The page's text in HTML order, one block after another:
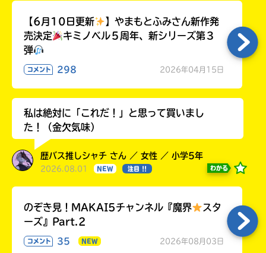
【6月10日更新
】やまもとふみさん新作発
売決定
キミノベル５周年、新シリーズ第３
弾
コメント 298 2026年04月15日
私は絶対に「これだ！」と思って買いまし
た！（金欠気味）
歴バス推しシャチ さん ／ 女性 ／ 小学5年
2026.08.01 NEW 注目 !! わかる
のぞき見！MAKAI5チャンネル『魔界
スタ
ーズ』Part.2
コメント 35 NEW 2026年08月03日